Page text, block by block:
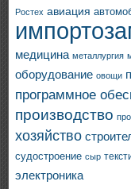
Ростех авиация
медицина металлургия
оборудование овощи
программное
производство
хозяйство
судостроение сыр
электроника